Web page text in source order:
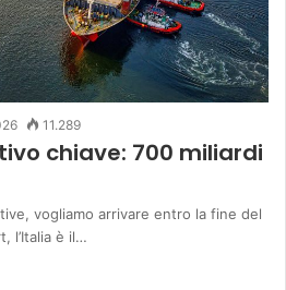
11.289
chiave: 700 miliardi
vogliamo arrivare entro la fine del
l’Italia è il…